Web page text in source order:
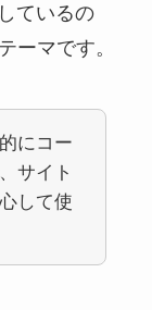
ているの
ーマです。
にコー
サイト
して使